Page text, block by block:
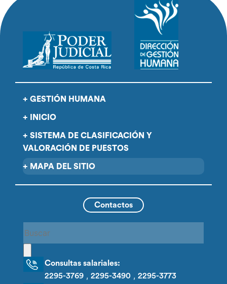
GESTIÓN HUMANA
INICIO
SISTEMA DE CLASIFICACIÓN Y
VALORACIÓN DE PUESTOS
MAPA DEL SITIO
Contactos
Consultas salariales:
2295-3769, 2295-3490, 2295-3773